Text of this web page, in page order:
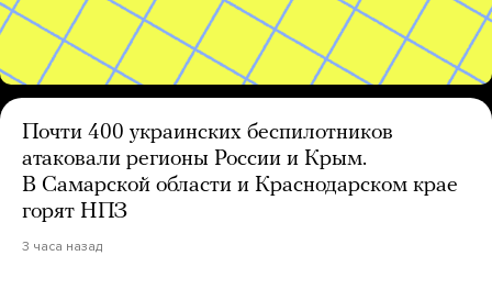
Почти 400 украинских беспилотников
атаковали регионы России и Крым.
В Самарской области и Краснодарском крае
горят НПЗ
3 часа назад